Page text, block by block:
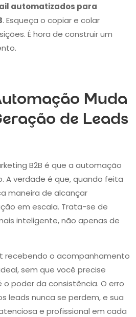
automatizados para
. Esqueça o copiar e colar
É hora de construir um
Muda
de Leads
B2B é que a automação
A verdade é que, quando feita
maneira de alcançar
em escala. Trata-se de
inteligente, não apenas de
recebendo o acompanhamento
sem que você precise
o poder da consistência. O erro
leads nunca se perdem, e sua
e profissional em cada